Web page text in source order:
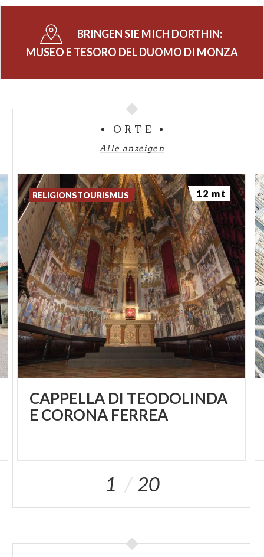
BRINGEN SIE MICH DORTHIN:
MUSEO E TESORO DEL DUOMO DI MONZA
ORTE
Alle anzeigen
CAPPELLA DI TEODOLINDA
E CORONA FERREA
RELIGIONSTOURISMUS 12 mt
1 20